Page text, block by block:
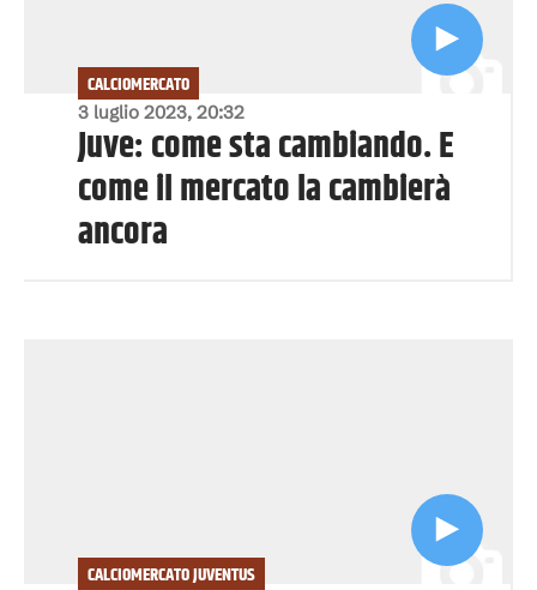
3 luglio 2023, 20:32
CALCIOMERCATO
Juve: come sta cambiando. E
come il mercato la cambierà
ancora
CALCIOMERCATO JUVENTUS